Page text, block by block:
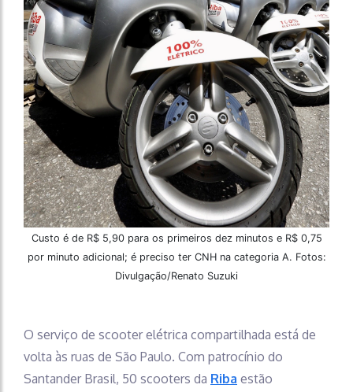
Custo é de R$ 5,90 para os primeiros dez minutos e R$ 0,75
por minuto adicional; é preciso ter CNH na categoria A. Fotos:
Divulgação/Renato Suzuki
O serviço de scooter elétrica compartilhada está de
volta às ruas de São Paulo. Com patrocínio do
Santander Brasil, 50 scooters da Riba estão